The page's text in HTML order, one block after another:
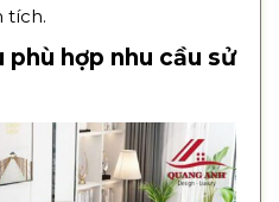
tích.
hợp nhu cầu sử